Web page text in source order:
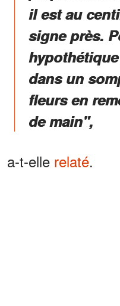
il est au
signe près.
dans un
fleurs en
de main",
a-t-elle relaté.